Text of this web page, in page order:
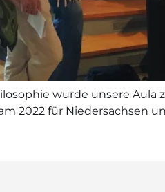
wurde unsere
2022 für Niedersachsen